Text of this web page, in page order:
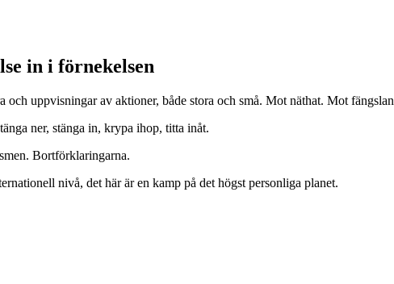
in i förnekelsen
uppvisningar av aktioner, både stora och små. Mot näthat. Mot
ner, stänga in, krypa ihop, titta inåt.
Bortförklaringarna.
nivå, det här är en kamp på det högst personliga planet.